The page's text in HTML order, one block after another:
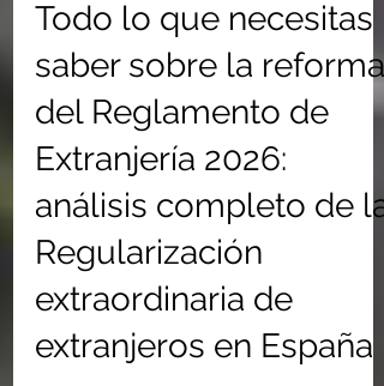
15 abr
17 min de lectura
Todo lo que necesitas
saber sobre la reforma
del Reglamento de
Extranjería 2026:
análisis completo de la
Regularización
extraordinaria de